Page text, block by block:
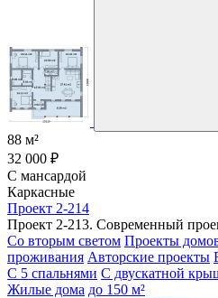
88 м²
32 000 ₽
С мансардой
Каркасные
Проект 2-214
Проект 2-213. Современный
Со вторым светом Проекты
проживания Авторские проекты
С 5 спальнями С двускатной
Жилые дома до 150 м²